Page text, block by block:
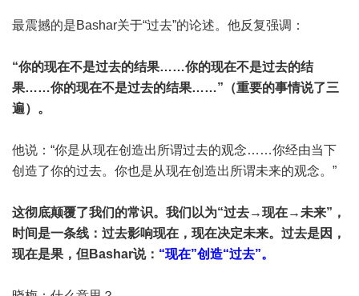
最震撼的是Bashar关于“过去”的论述。他反复强调：
“你的现在不是过去的结果……你的现在不是过去的结
果……你的现在不是过去的结果……”（重要的事情说了三
遍）。
他说：“你是从现在创造出所谓过去的观念……你经由当下
创造了你的过去。你也是从现在创造出所谓未来的观念。”
这彻底颠覆了我们的常识。我们以为“过去→现在→未来”，
时间是一条线：过去影响现在，现在决定未来。过去是因，
现在是果，但Bashar说： “现在”创造“过去”。